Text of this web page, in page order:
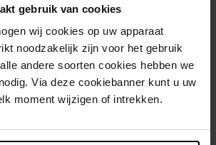
gebruik van cookies
wij cookies op uw apparaat
noodzakelijk zijn voor het gebruik
andere soorten cookies hebben we
Via deze cookiebanner kunt u uw
moment wijzigen of intrekken.
24u